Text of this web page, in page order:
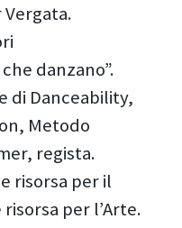
Vergata.
danzano”.
di Danceability,
Metodo
regista.
risorsa per il
per l’Arte.